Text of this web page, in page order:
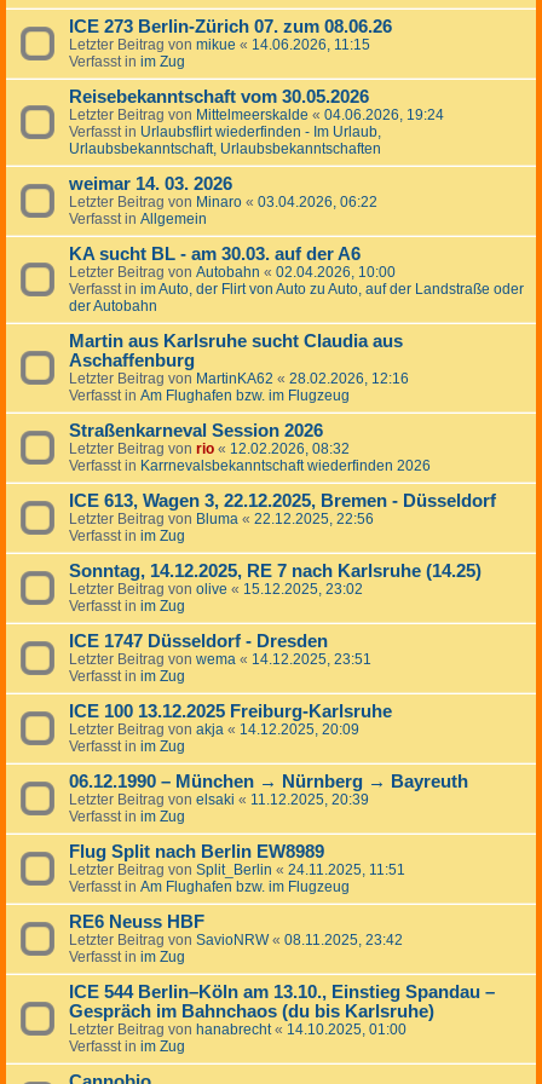
ICE 273 Berlin-Zürich 07. zum 08.06.26
Letzter Beitrag von mikue « 14.06.2026, 11:15
Verfasst in im Zug
Reisebekanntschaft vom 30.05.2026
Letzter Beitrag von Mittelmeerskalde « 04.06.2026, 19:24
Verfasst in Urlaubsflirt wiederfinden - Im Urlaub,
Urlaubsbekanntschaft, Urlaubsbekanntschaften
weimar 14. 03. 2026
Letzter Beitrag von Minaro « 03.04.2026, 06:22
Verfasst in Allgemein
KA sucht BL - am 30.03. auf der A6
Letzter Beitrag von Autobahn « 02.04.2026, 10:00
Verfasst in im Auto, der Flirt von Auto zu Auto, auf der Landstraße oder
der Autobahn
Martin aus Karlsruhe sucht Claudia aus
Aschaffenburg
Letzter Beitrag von MartinKA62 « 28.02.2026, 12:16
Verfasst in Am Flughafen bzw. im Flugzeug
Straßenkarneval Session 2026
Letzter Beitrag von rio « 12.02.2026, 08:32
Verfasst in Karrnevalsbekanntschaft wiederfinden 2026
ICE 613, Wagen 3, 22.12.2025, Bremen - Düsseldorf
Letzter Beitrag von Bluma « 22.12.2025, 22:56
Verfasst in im Zug
Sonntag, 14.12.2025, RE 7 nach Karlsruhe (14.25)
Letzter Beitrag von olive « 15.12.2025, 23:02
Verfasst in im Zug
ICE 1747 Düsseldorf - Dresden
Letzter Beitrag von wema « 14.12.2025, 23:51
Verfasst in im Zug
ICE 100 13.12.2025 Freiburg-Karlsruhe
Letzter Beitrag von akja « 14.12.2025, 20:09
Verfasst in im Zug
06.12.1990 – München → Nürnberg → Bayreuth
Letzter Beitrag von elsaki « 11.12.2025, 20:39
Verfasst in im Zug
Flug Split nach Berlin EW8989
Letzter Beitrag von Split_Berlin « 24.11.2025, 11:51
Verfasst in Am Flughafen bzw. im Flugzeug
RE6 Neuss HBF
Letzter Beitrag von SavioNRW« 08.11.2025, 23:42
Verfasst in im Zug
ICE 544 Berlin–Köln am 13.10., Einstieg Spandau –
Gespräch im Bahnchaos (du bis Karlsruhe)
Letzter Beitrag von hanabrecht« 14.10.2025, 01:00
Verfasst in im Zug